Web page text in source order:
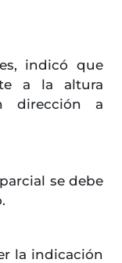
indicó que
a la altura
dirección a
se debe
la indicación